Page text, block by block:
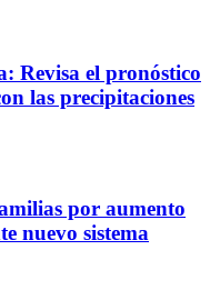
Revisa el pronóstico
las precipitaciones
por aumento
nuevo sistema